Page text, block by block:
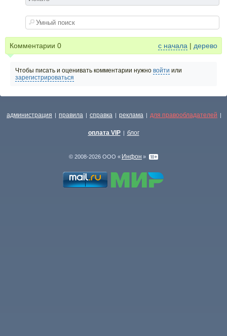
Комментарии 0 с начала | дерево
Чтобы писать и оценивать комментарии нужно войти или
зарегистрироваться
администрация | правила | справка | реклама | для правообладателей |
оплата VIP | блог
© 2008-2026 ООО « Инфон »